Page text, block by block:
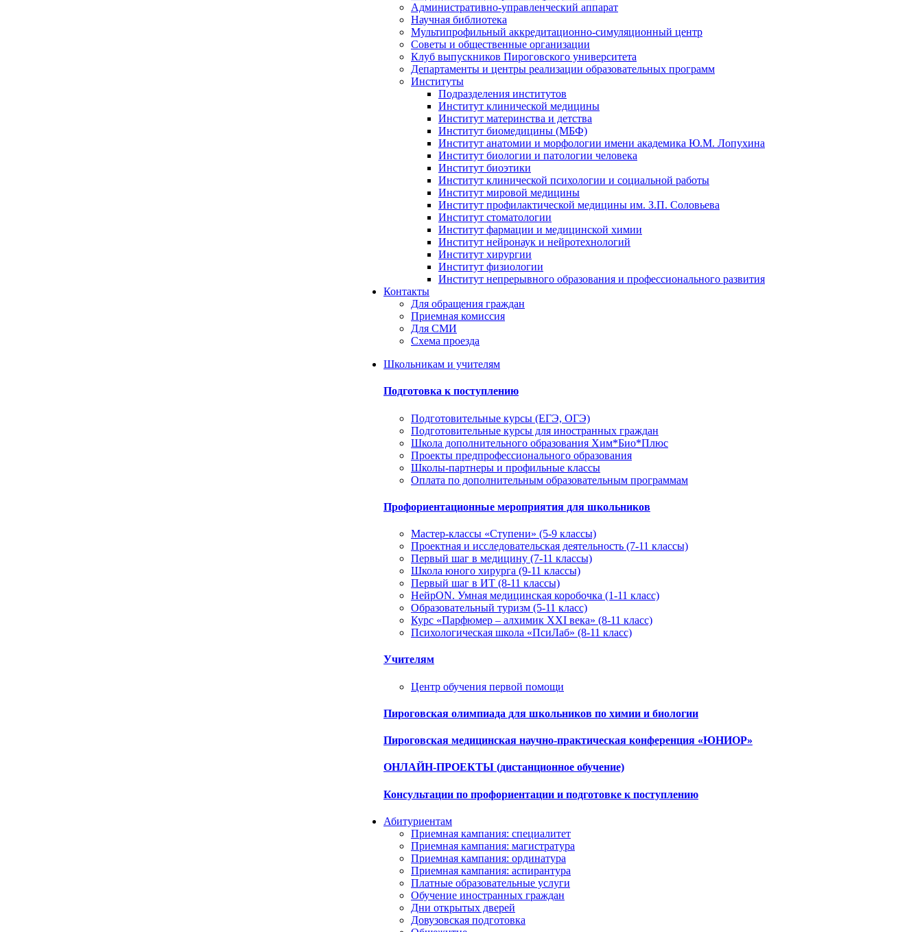
Административно-управленческий аппарат
Научная библиотека
Мультипрофильный аккредитационно-симуляционный центр
Советы и общественные организации
Клуб выпускников Пироговского университета
Департаменты и центры реализации образовательных программ
Институты
Подразделения институтов
Институт клинической медицины
Институт материнства и детства
Институт биомедицины (МБФ)
Институт анатомии и морфологии имени академика Ю.М. Лопухина
Институт биологии и патологии человека
Институт биоэтики
Институт клинической психологии и социальной работы
Институт мировой медицины
Институт профилактической медицины им. З.П. Соловьева
Институт стоматологии
Институт фармации и медицинской химии
Институт нейронаук и нейротехнологий
Институт хирургии
Институт физиологии
Институт непрерывного образования и профессионального развития
Контакты
Для обращения граждан
Приемная комиссия
Для СМИ
Схема проезда
Школьникам и учителям
Подготовка к поступлению
Подготовительные курсы (ЕГЭ, ОГЭ)
Подготовительные курсы для иностранных граждан
Школа дополнительного образования Хим*Био*Плюс
Проекты предпрофессионального образования
Школы-партнеры и профильные классы
Оплата по дополнительным образовательным программам
Профориентационные мероприятия для школьников
Мастер-классы «Ступени» (5-9 классы)
Проектная и исследовательская деятельность (7-11 классы)
Первый шаг в медицину (7-11 классы)
Школа юного хирурга (9-11 классы)
Первый шаг в ИТ (8-11 классы)
НейрON. Умная медицинская коробочка (1-11 класс)
Образовательный туризм (5-11 класс)
Курс «Парфюмер – алхимик XXI века» (8-11 класс)
Психологическая школа «ПсиЛаб» (8-11 класс)
Учителям
Центр обучения первой помощи
Пироговская олимпиада для школьников по химии и биологии
Пироговская медицинская научно-практическая конференция «ЮНИОР»
ОНЛАЙН-ПРОЕКТЫ (дистанционное обучение)
Консультации по профориентации и подготовке к поступлению
Абитуриентам
Приемная кампания: специалитет
Приемная кампания: магистратура
Приемная кампания: ординатура
Приемная кампания: аспирантура
Платные образовательные услуги
Обучение иностранных граждан
Дни открытых дверей
Довузовская подготовка